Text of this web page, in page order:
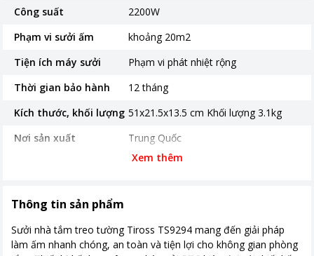
Công suất
2200W
Phạm vi sưởi ấm
khoảng 20m2
Tiện ích máy sưởi
Phạm vi phát nhiệt rộng
Thời gian bảo hành
12 tháng
Kích thước, khối lượng 51x21.5x13.5 cm Khối lượng 3.1kg
Nơi sản xuất
Trung Quốc
Từ 2 - 5 triệu
Chế độ hẹn giờ 24 tiếng - Màn hình
hiển thị LED - Bảng điều khiển cảm
Xem thêm
Thông tin sản phẩm
Sưởi nhà tắm treo tường Tiross TS9294 mang đến giải pháp
làm ấm nhanh chóng, an toàn và tiện lợi cho không gian phòng